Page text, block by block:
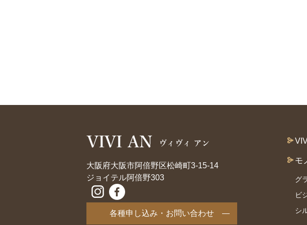
大阪府大阪市阿倍野区松崎町3-15-14
ジョイテル阿倍野303
各種申し込み・お問い合わせ
モ
グ
ビ
シ